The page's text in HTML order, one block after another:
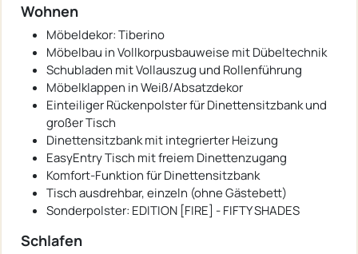
Wohnen
Möbeldekor: Tiberino
Möbelbau in Vollkorpusbauweise mit Dübeltechnik
Schubladen mit Vollauszug und Rollenführung
Möbelklappen in Weiß/Absatzdekor
Einteiliger Rückenpolster für Dinettensitzbank und
großer Tisch
Dinettensitzbank mit integrierter Heizung
EasyEntry Tisch mit freiem Dinettenzugang
Komfort-Funktion für Dinettensitzbank
Tisch ausdrehbar, einzeln (ohne Gästebett)
Sonderpolster: EDITION [FIRE] - FIFTY SHADES
Schlafen